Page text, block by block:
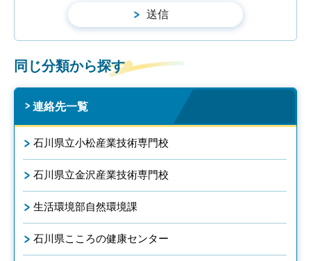
同じ分類から探す
連絡先一覧
石川県立小松産業技術専門校
石川県立金沢産業技術専門校
生活環境部自然環境課
石川県こころの健康センター